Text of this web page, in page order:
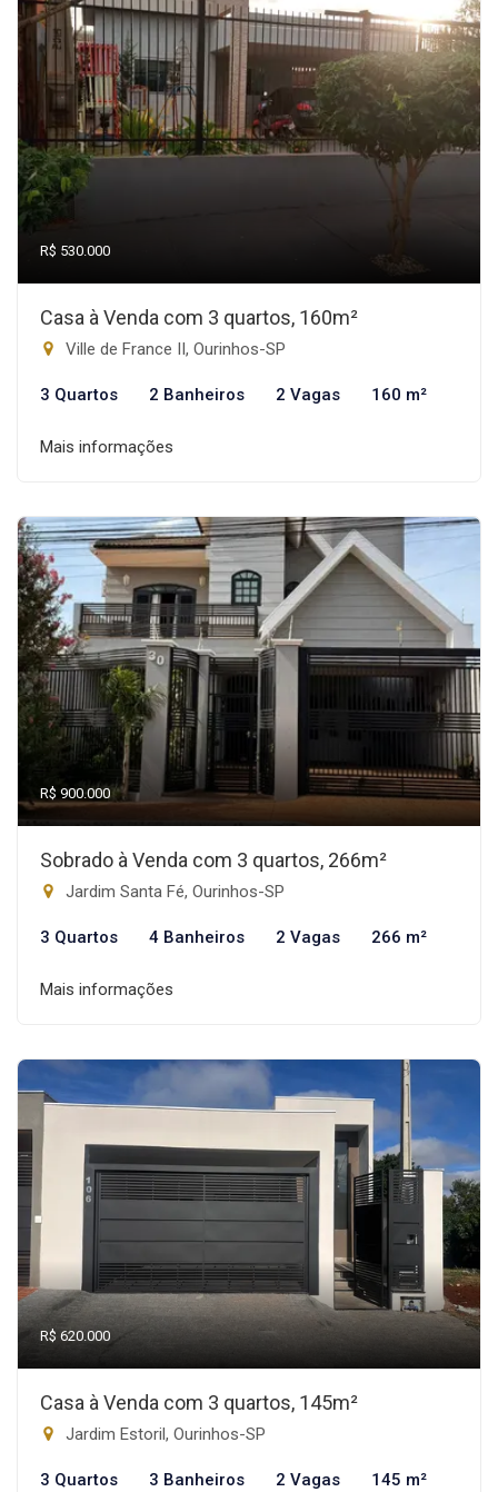
R$ 530.000
Casa à Venda com 3 quartos, 160m²
Ville de France II, Ourinhos-SP
3 Quartos 2 Banheiros 2 Vagas 160 m²
Mais informações
R$ 900.000
Sobrado à Venda com 3 quartos, 266m²
Jardim Santa Fé, Ourinhos-SP
3 Quartos 4 Banheiros 2 Vagas 266 m²
Mais informações
R$ 620.000
Casa à Venda com 3 quartos, 145m²
Jardim Estoril, Ourinhos-SP
3 Quartos 3 Banheiros 2 Vagas 145 m²